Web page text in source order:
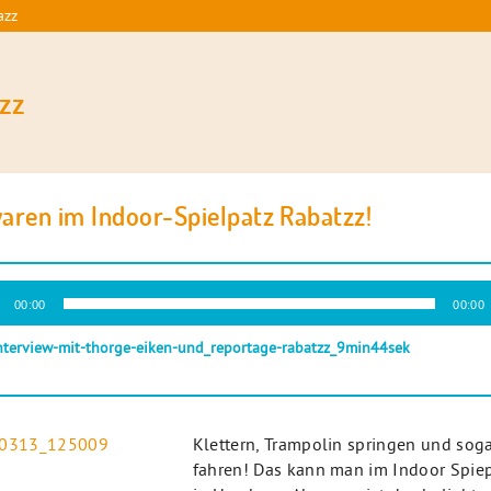
im Indoor-Spielpatz Rabatzz!
00:00 00:00
mit-thorge-eiken-und_reportage-rabatzz_9min44sek
Klettern, Trampolin springen und
fahren! Das kann man im Indoor